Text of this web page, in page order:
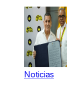
Noticias